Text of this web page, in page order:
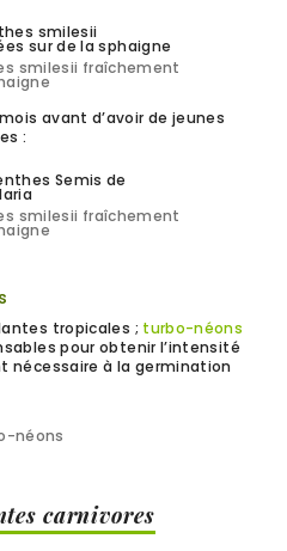
smilesii fraîchement
avant d’avoir de jeunes
:
smilesii fraîchement
tropicales ; turbo-néons
pour obtenir l’intensité
nécessaire à la germination
néons
carnivores